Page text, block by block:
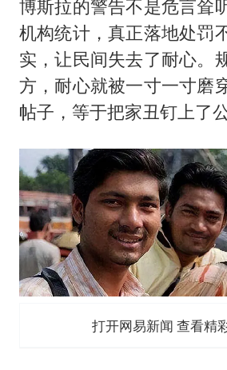
博斯拉的警告不是危言耸
机构统计，真正落地处罚
实，让民间失去了耐心。
方，耐心就被一寸一寸磨
帖子，等于把家丑钉上了公
打开网易新闻 查看精